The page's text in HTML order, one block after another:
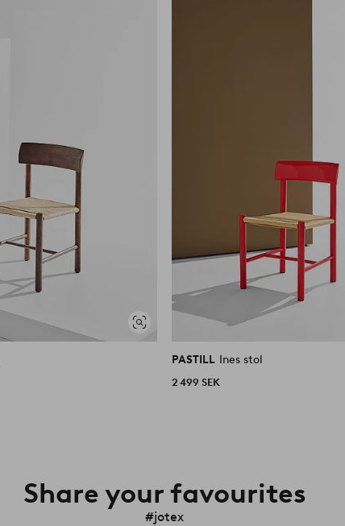
Visa
liknande
PASTILL Ines stol
2 499 SEK
Share your favourites
#jotex